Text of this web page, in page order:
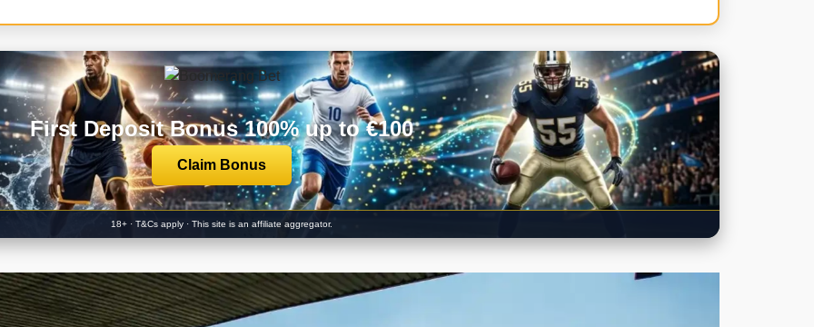
First Deposit Bonus 100% up to €100
Claim Bonus
18+ · T&Cs apply · This site is an affiliate aggregator.